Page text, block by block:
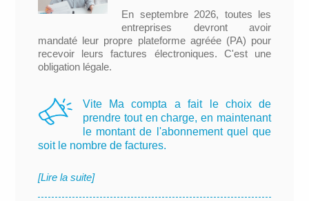
En septembre 2026, toutes les
entreprises devront avoir
mandaté leur propre plateforme agréée (PA) pour
recevoir leurs factures électroniques. C'est une
obligation légale.
Vite Ma compta a fait le choix de
prendre tout en charge, en maintenant
le montant de l'abonnement quel que
soit le nombre de factures.
[Lire la suite]